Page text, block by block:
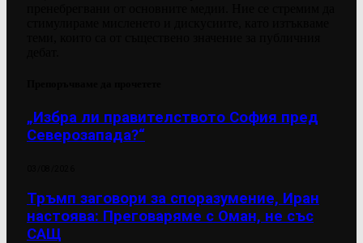
„Избра ли правителството София пред
Северозапада?“
Тръмп заговори за споразумение, Иран
настоява: Преговаряме с Оман, не със
САЩ